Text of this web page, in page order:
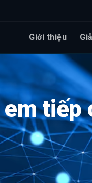
Giới thiệu
tiếp